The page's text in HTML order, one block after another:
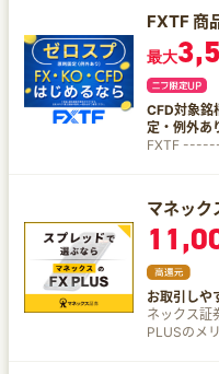
ロガーや一
引可能。 機能 シミュレーション機能 トライオー
トFXオリジ
てシミュレ
口座の資金
感的に口座
ー カレンダ
ツ積みあが
注文 自動
きます。 【少額取引なら実質取引コスト無料のチ
ャンス】
プレッド
いただけま
格急変時等
る場合があ
ゼロスプレ
料がかかり
覧を必ずご確認くだ
ステム『
の方まで安心。 【安心のカスタマ
電話やメ
応。 安心のお取
保全】 お
分。 万一
FXTF 商
最大
CFD対象銘
定・例外あ
FXTF
だけます
いたします
急変時等に
場合があ
ロスプレッ
がかかりま
を必ずご確認ください
認】 公認し
で手軽にお取引が可
マネック
お取引しや
ネックス証券のFX
PLUSのメリットはこ